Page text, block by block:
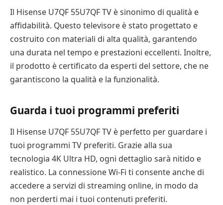
Il Hisense U7QF 55U7QF TV è sinonimo di qualità e
affidabilità. Questo televisore è stato progettato e
costruito con materiali di alta qualità, garantendo
una durata nel tempo e prestazioni eccellenti. Inoltre,
il prodotto è certificato da esperti del settore, che ne
garantiscono la qualità e la funzionalità.
Guarda i tuoi programmi preferiti
Il Hisense U7QF 55U7QF TV è perfetto per guardare i
tuoi programmi TV preferiti. Grazie alla sua
tecnologia 4K Ultra HD, ogni dettaglio sarà nitido e
realistico. La connessione Wi-Fi ti consente anche di
accedere a servizi di streaming online, in modo da
non perderti mai i tuoi contenuti preferiti.